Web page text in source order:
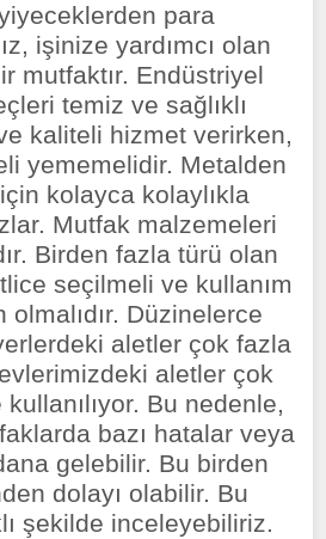
para
işinize yardımcı olan
mutfaktır. Endüstriyel
temiz ve sağlıklı
ve kaliteli hizmet verirken,
yememelidir. Metalden
için kolayca kolaylıkla
Mutfak malzemeleri
Birden fazla türü olan
seçilmeli ve kullanım
Düzinelerce
aletler çok fazla
aletler çok
Bu nedenle,
bazı hatalar veya
gelebilir. Bu birden
dolayı olabilir. Bu
şekilde inceleyebiliriz.